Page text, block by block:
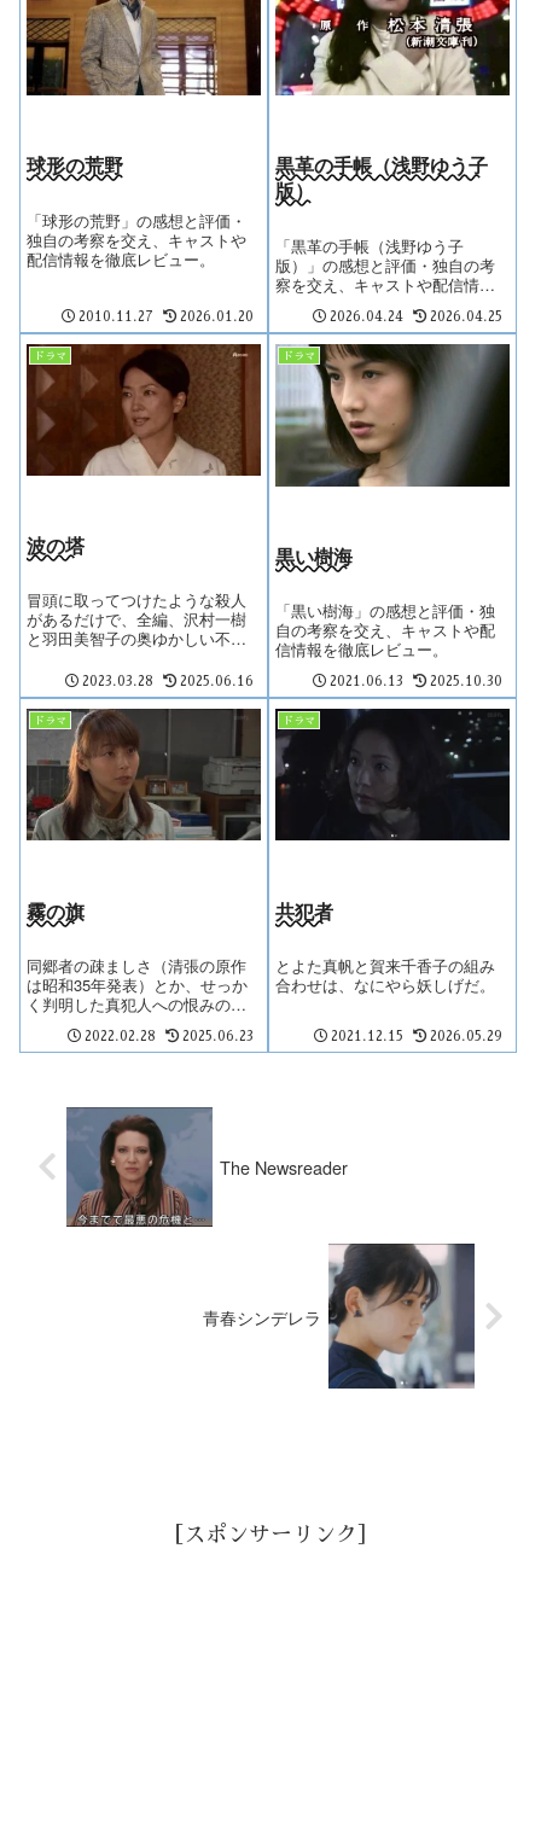
球形の荒野
「球形の荒野」の感想と評価・
独自の考察を交え、キャストや
配信情報を徹底レビュー。
2010.11.27 2026.01.20
黒革の手帳（浅野ゆう子
版）
「黒革の手帳（浅野ゆう子
版）」の感想と評価・独自の考
察を交え、キャストや配信情報
2026.04.24 2026.04.25
ドラマ
波の塔
冒頭に取ってつけたような殺人
があるだけで、全編、沢村一樹
と羽田美智子の奥ゆかしい不倫
識して見ないと、冗漫かつ唐突
で意味不明なドラマ。
2023.03.28 2025.06.16
ドラマ
黒い樹海
「黒い樹海」の感想と評価・独
自の考察を交え、キャストや配
信情報を徹底レビュー。
2021.06.13 2025.10.30
ドラマ
霧の旗
同郷者の疎ましさ（清張の原作
は昭和35年発表）とか、せっか
く判明した真犯人への恨みの無
出自とか、盛りだくさん過ぎ
2022.02.28 2025.06.23
ドラマ
共犯者
とよた真帆と賀来千香子の組み
合わせは、なにやら妖しげだ。
2021.12.15 2026.05.29
The Newsreader
青春シンデレラ
［スポンサーリンク］